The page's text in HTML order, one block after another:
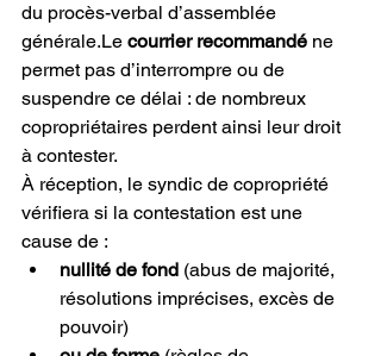
du procès-verbal d’assemblée
générale.Le courrier recommandé ne
permet pas d’interrompre ou de
suspendre ce délai : de nombreux
copropriétaires perdent ainsi leur droit
à contester.
À réception, le syndic de copropriété
vérifiera si la contestation est une
cause de :
nullité de fond (abus de majorité,
résolutions imprécises, excès de
pouvoir)